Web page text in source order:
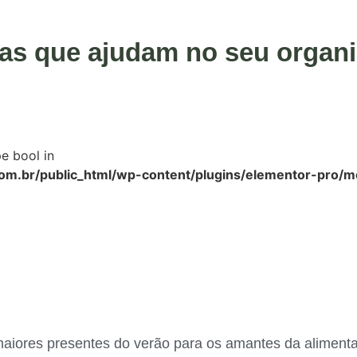
que ajudam no seu
bool in
public_html/wp-content/plugins/elementor-pro/
presentes do verão para os amantes da